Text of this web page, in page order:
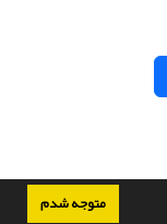
متوجه شدم